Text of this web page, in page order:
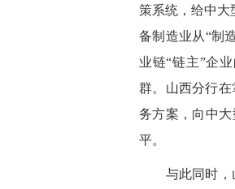
策系统，给中大
备制造业从“制
业链“链主”企
群。山西分行
务方案，向中
平。
与此同时，山